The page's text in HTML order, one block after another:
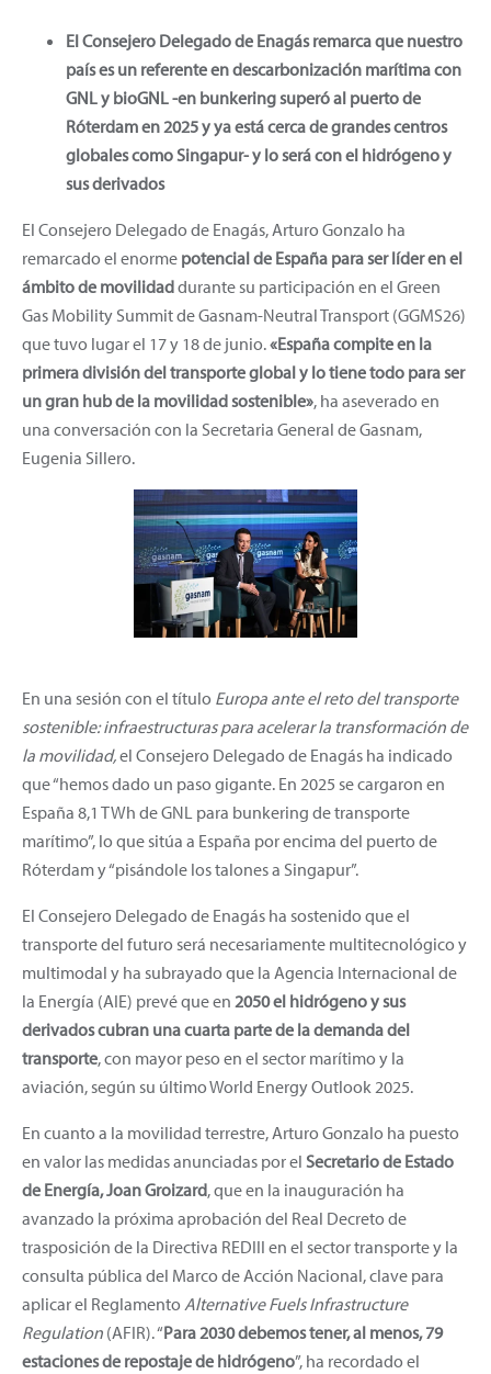
El Consejero Delegado de Enagás remarca que nuestro
país es un referente en descarbonización marítima con
GNL y bioGNL -en bunkering superó al puerto de
Róterdam en 2025 y ya está cerca de grandes centros
globales como Singapur- y lo será con el hidrógeno y
sus derivados
El Consejero Delegado de Enagás, Arturo Gonzalo ha
remarcado el enorme potencial de España para ser líder en el
ámbito de movilidaddurante su participación en el Green
Gas Mobility Summit de Gasnam-Neutral Transport (GGMS26)
que tuvo lugar el 17 y 18 de junio.«España compite en la
primera división del transporte global y lo tiene todo para ser
un gran hub de la movilidad sostenible», ha aseverado en
una conversación con la Secretaria General de Gasnam,
Eugenia Sillero.
En una sesión con el título Europa ante el reto del transporte
sostenible: infraestructuras para acelerar la transformación de
la movilidad,el Consejero Delegado de Enagás ha indicado
que “hemos dado un paso gigante. En 2025 se cargaron en
España 8,1 TWh de GNL para bunkering de transporte
marítimo”, lo que sitúa a España por encima del puerto de
Róterdam y “pisándole los talones a Singapur”.
El Consejero Delegado de Enagás ha sostenido que el
transporte del futuro será necesariamente multitecnológico y
multimodal y ha subrayado que la Agencia Internacional de
la Energía (AIE) prevé que en 2050 el hidrógeno y sus
derivados cubran una cuarta parte de la demanda del
transporte, con mayor peso en el sector marítimo y la
aviación, según su último World Energy Outlook 2025.
En cuanto a la movilidad terrestre, Arturo Gonzalo ha puesto
en valor las medidas anunciadas por el Secretario de Estado
de Energía, Joan Groizard, que en la inauguración ha
avanzado la próxima aprobación del Real Decreto de
trasposición de la Directiva REDIII en el sector transporte y la
consulta pública del Marco de Acción Nacional, clave para
aplicar el Reglamento Alternative Fuels Infrastructure
Regulation (AFIR). “Para 2030 debemos tener, al menos, 79
estaciones de repostaje de hidrógeno”, ha recordado el